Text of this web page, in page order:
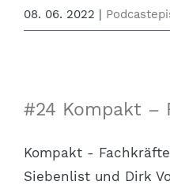
08. 06. 2022 |
#24 Kompakt –
Kompakt -
Siebenlist und Dirk